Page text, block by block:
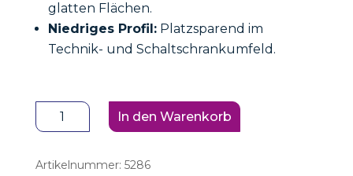
glatten Flächen.
Niedriges Profil:Platzsparend im
Technik- und Schaltschrankumfeld.
SMSEagle
Antenne
Quad
In den Warenkorb
Artikelnummer: 5286